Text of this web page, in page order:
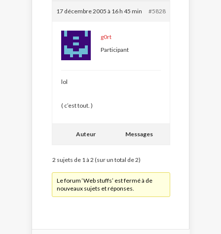
17 décembre 2005 à 16 h 45 min #5828
g0rt
Participant
lol
( c’est tout. )
Auteur Messages
2 sujets de 1 à 2 (sur un total de 2)
Le forum ‘Web stuffs’ est fermé à de
nouveaux sujets et réponses.